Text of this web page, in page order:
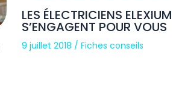
LES ÉLECTRICIENS ELEXIUM
S’ENGAGENT POUR VOUS
9 juillet 2018 / Fiches conseils